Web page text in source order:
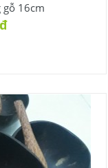
gỗ 16cm